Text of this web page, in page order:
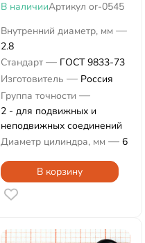
В наличииАртикул or-0545
Внутренний диаметр, мм —
2.8
Стандарт — ГОСТ 9833-73
Изготовитель — Россия
Группа точности —
2 - для подвижных и
неподвижных соединений
Диаметр цилиндра, мм — 6
В корзину